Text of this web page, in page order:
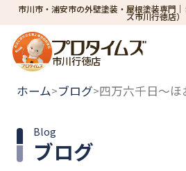
市川市・浦安市の外壁塗装・屋根塗装専門
ズ市川行徳店）
市川行徳店
ホーム>ブログ>
ブログ
Blog